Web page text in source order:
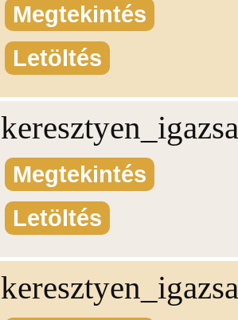
Megtekintés
Letöltés
Megtekintés
Letöltés